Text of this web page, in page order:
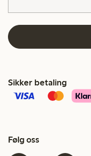
Sikker betaling
Følg oss